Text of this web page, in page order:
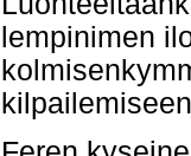
lempinimen